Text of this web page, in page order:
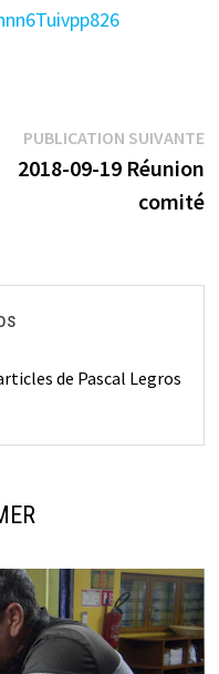
:
PUBLICATION SUIVANTE
2018-09-19 Réunion
comité
de Pascal Legros